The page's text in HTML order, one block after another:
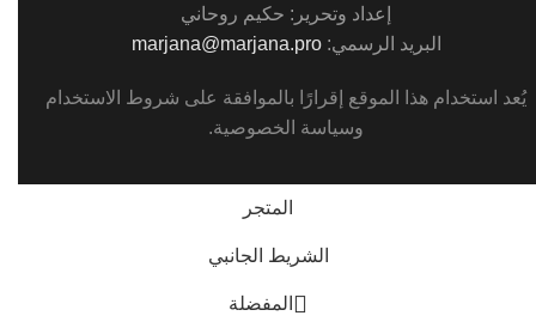
إعداد وتحرير: حكيم روحاني
البريد الرسمي:marjana@marjana.pro
يُعد استخدام هذا الموقع إقرارًا بالموافقة على شروط الاستخدام
وسياسة الخصوصية.
المتجر
الشريط الجانبي
المفضلة